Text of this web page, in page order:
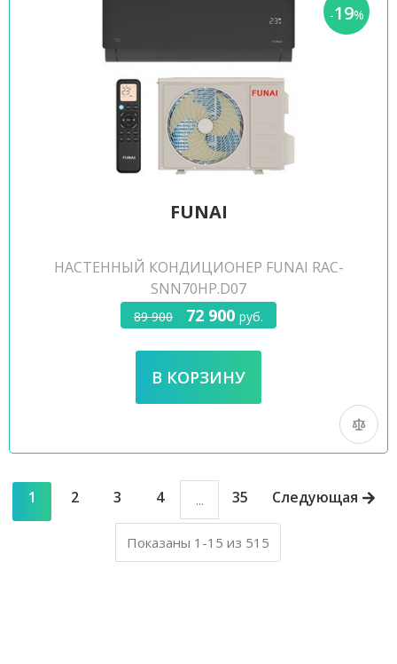
-19%
FUNAI
НАСТЕННЫЙ КОНДИЦИОНЕР FUNAI RAC-
SNN70HP.D07
89 900 72 900 руб.
1 2 3 4 ... 35 Следующая
Показаны 1-15 из 515